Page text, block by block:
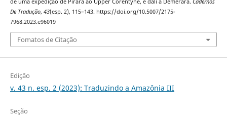
De Tradução, 43(esp. 2), 115–143. https://doi.org/10.5007/2175-
7968.2023.e96019
Fomatos de Citação
Edição
v. 43 n. esp. 2 (2023): Traduzindo a Amazônia III
Seção